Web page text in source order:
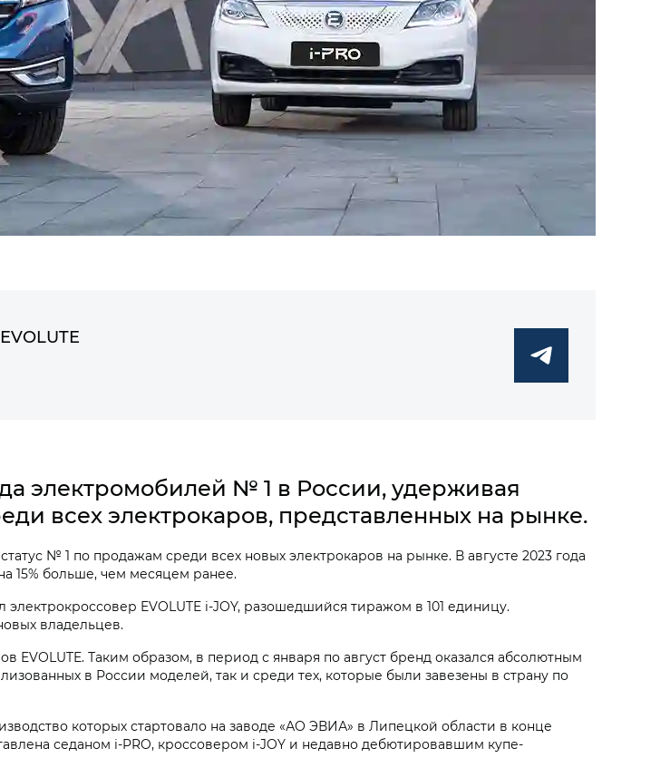
электромобилей № 1 в России, удерживая
всех электрокаров, представленных на рынке.
№ 1 по продажам среди всех новых электрокаров на рынке. В августе 2023 года
15% больше, чем месяцем ранее.
EVOLUTE i‑JOY, разошедшийся тиражом в 101 единицу.
владельцев.
EVOLUTE. Таким образом, в период с января по август бренд оказался абсолютным
в России моделей, так и среди тех, которые были завезены в страну по
которых стартовало на заводе «АО ЭВИА» в Липецкой области в конце
седаном i‑PRO, кроссовером i‑JOY и недавно дебютировавшим купе-